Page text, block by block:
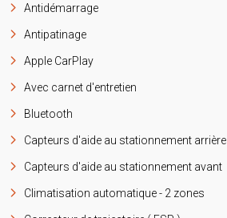
Antidémarrage
Antipatinage
Apple CarPlay
Avec carnet d'entretien
Bluetooth
Capteurs d'aide au stationnement arrière
Capteurs d'aide au stationnement avant
Climatisation automatique - 2 zones